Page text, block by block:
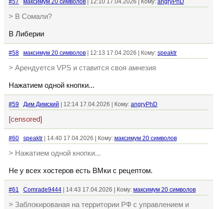
#57 максимум 20 символов | 12:10 17.04.2026 | Кому: angryPhD
> В Сомали?
В Либерии
#58 максимум 20 символов | 12:13 17.04.2026 | Кому: speaktr
> Арендуется VPS и ставится своя амнезия
Нажатием одной кнопки...
#59 Дим Димский | 12:14 17.04.2026 | Кому: angryPhD
[censored]
#60 speaktr | 14:40 17.04.2026 | Кому: максимум 20 символов
> Нажатием одной кнопки...
Не у всех хостеров есть ВМки с рецептом.
#61 Comrade9444 | 14:43 17.04.2026 | Кому: максимум 20 символов
> Заблокированая на территории РФ с управлением и